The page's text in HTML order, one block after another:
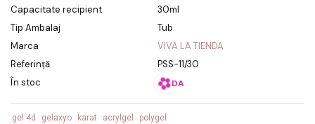
Capacitate recipient
30ml
Tip Ambalaj
Tub
Marca
VIVA LA TIENDA
Referință
PSS-11/30
În stoc
DA
gel 4d gelaxyo karat acrylgel polygel